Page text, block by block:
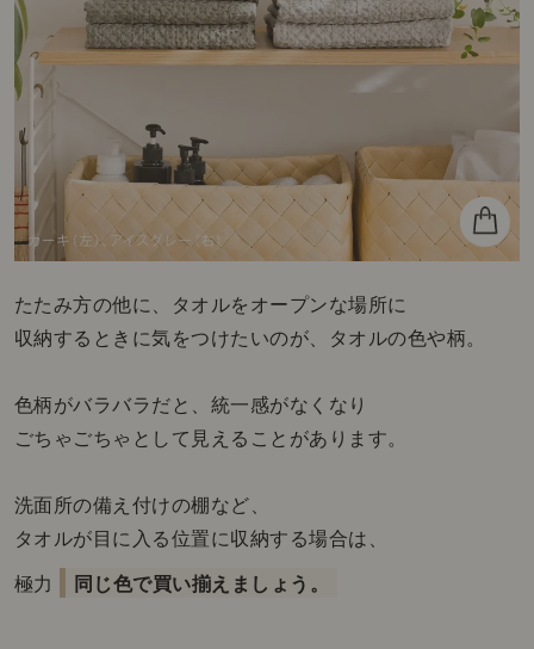
たたみ方の他に、タオルをオープンな場所に
収納するときに気をつけたいのが、タオルの色や柄。
色柄がバラバラだと、統一感がなくなり
ごちゃごちゃとして見えることがあります。
洗面所の備え付けの棚など、
タオルが目に入る位置に収納する場合は、
極力 同じ色で買い揃えましょう。